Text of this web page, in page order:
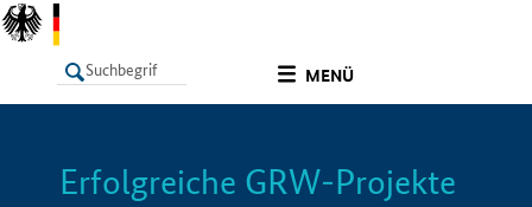
MENÜ
LISTE Info
Erfolgreiche GRW-Projekte